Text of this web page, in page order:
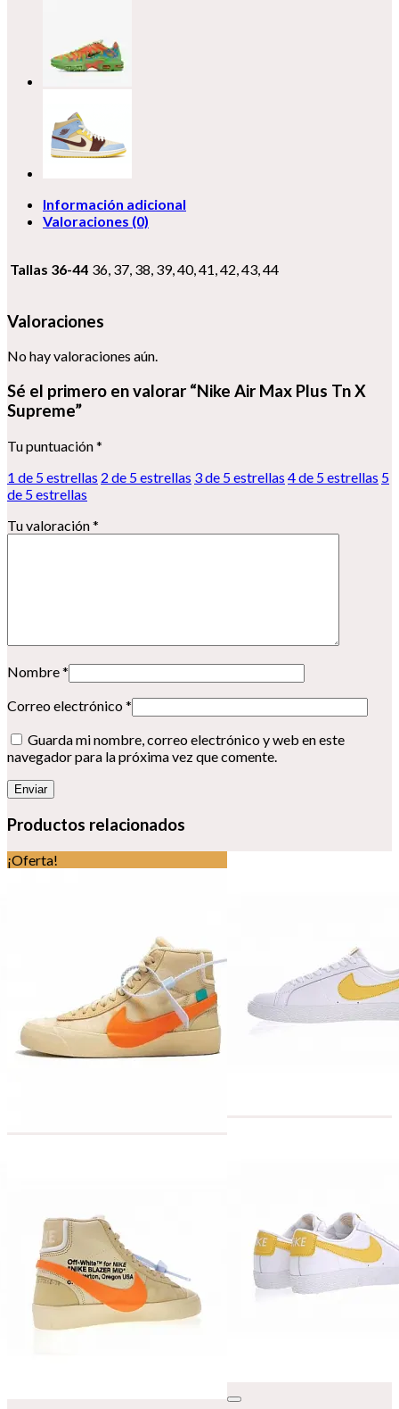
cantidad
Información adicional
Valoraciones (0)
Tallas 36-44 36, 37, 38, 39, 40, 41, 42, 43, 44
Valoraciones
No hay valoraciones aún.
Sé el primero en valorar “Nike Air Max Plus Tn X
Supreme”
Tu puntuación*
1 de 5 estrellas 2 de 5 estrellas 3 de 5 estrellas 4 de 5 estrellas 5
de 5 estrellas
Tu valoración*
Nombre*
Correo electrónico*
Guarda mi nombre, correo electrónico y web en este
navegador para la próxima vez que comente.
Productos relacionados
¡Oferta!